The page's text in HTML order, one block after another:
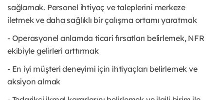
sağlamak. Personel ihtiyaç ve taleplerini merkeze
iletmek ve daha sağlıklı bir çalışma ortamı yaratmak
- Operasyonel anlamda ticari fırsatları belirlemek, NFR
ekibiyle gelirleri arttırmak
- En iyi müşteri deneyimi için ihtiyaçları belirlemek ve
aksiyon almak